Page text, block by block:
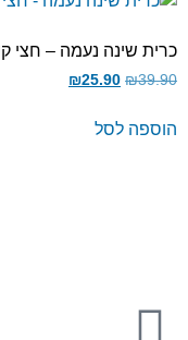
כרית שינה נעמה – חצי
₪39.90
₪25.90
הוספה לסל